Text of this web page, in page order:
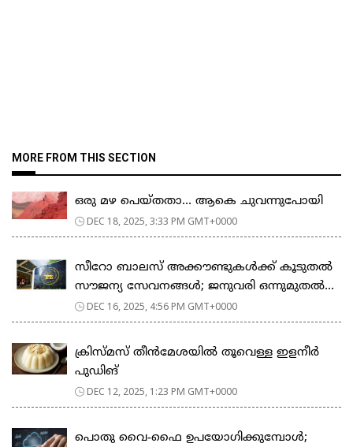
MORE FROM THIS SECTION
ഒരു മഴ പെയ്തതാ… ആകെ ചുവന്നുപോയി
DEC 18, 2025, 3:33 PM GMT+0000
സീറോ ബാലസ് അക്കൗണ്ടുകൾക്ക് കൂടുതൽ
സൗജന്യ സേവനങ്ങൾ; ജനുവരി ഒന്നുമുതൽ...
DEC 16, 2025, 4:56 PM GMT+0000
ക്രിസ്മസ് തീൻമേശയിൽ തൂവെള്ള ഇളനീർ
പുഡിങ്
DEC 12, 2025, 1:23 PM GMT+0000
പൊതു വൈ-ഫൈ ഉപയോഗിക്കുമ്പോൾ;